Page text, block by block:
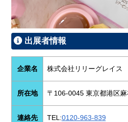
出展者情報
企業名 株式会社リリーグレイス
所在地 〒106-0045 東京都港区
連絡先 TEL:0120-963-839